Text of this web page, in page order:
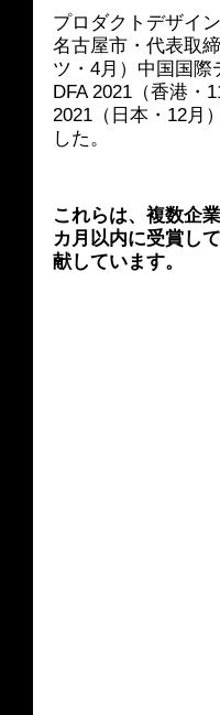
プロダクトデザイ
名古屋市・代表取
ツ・4月）中国国
DFA 2021（香港
2021（日本・12月
した。
これらは、複数企
カ月以内に受賞し
献しています。